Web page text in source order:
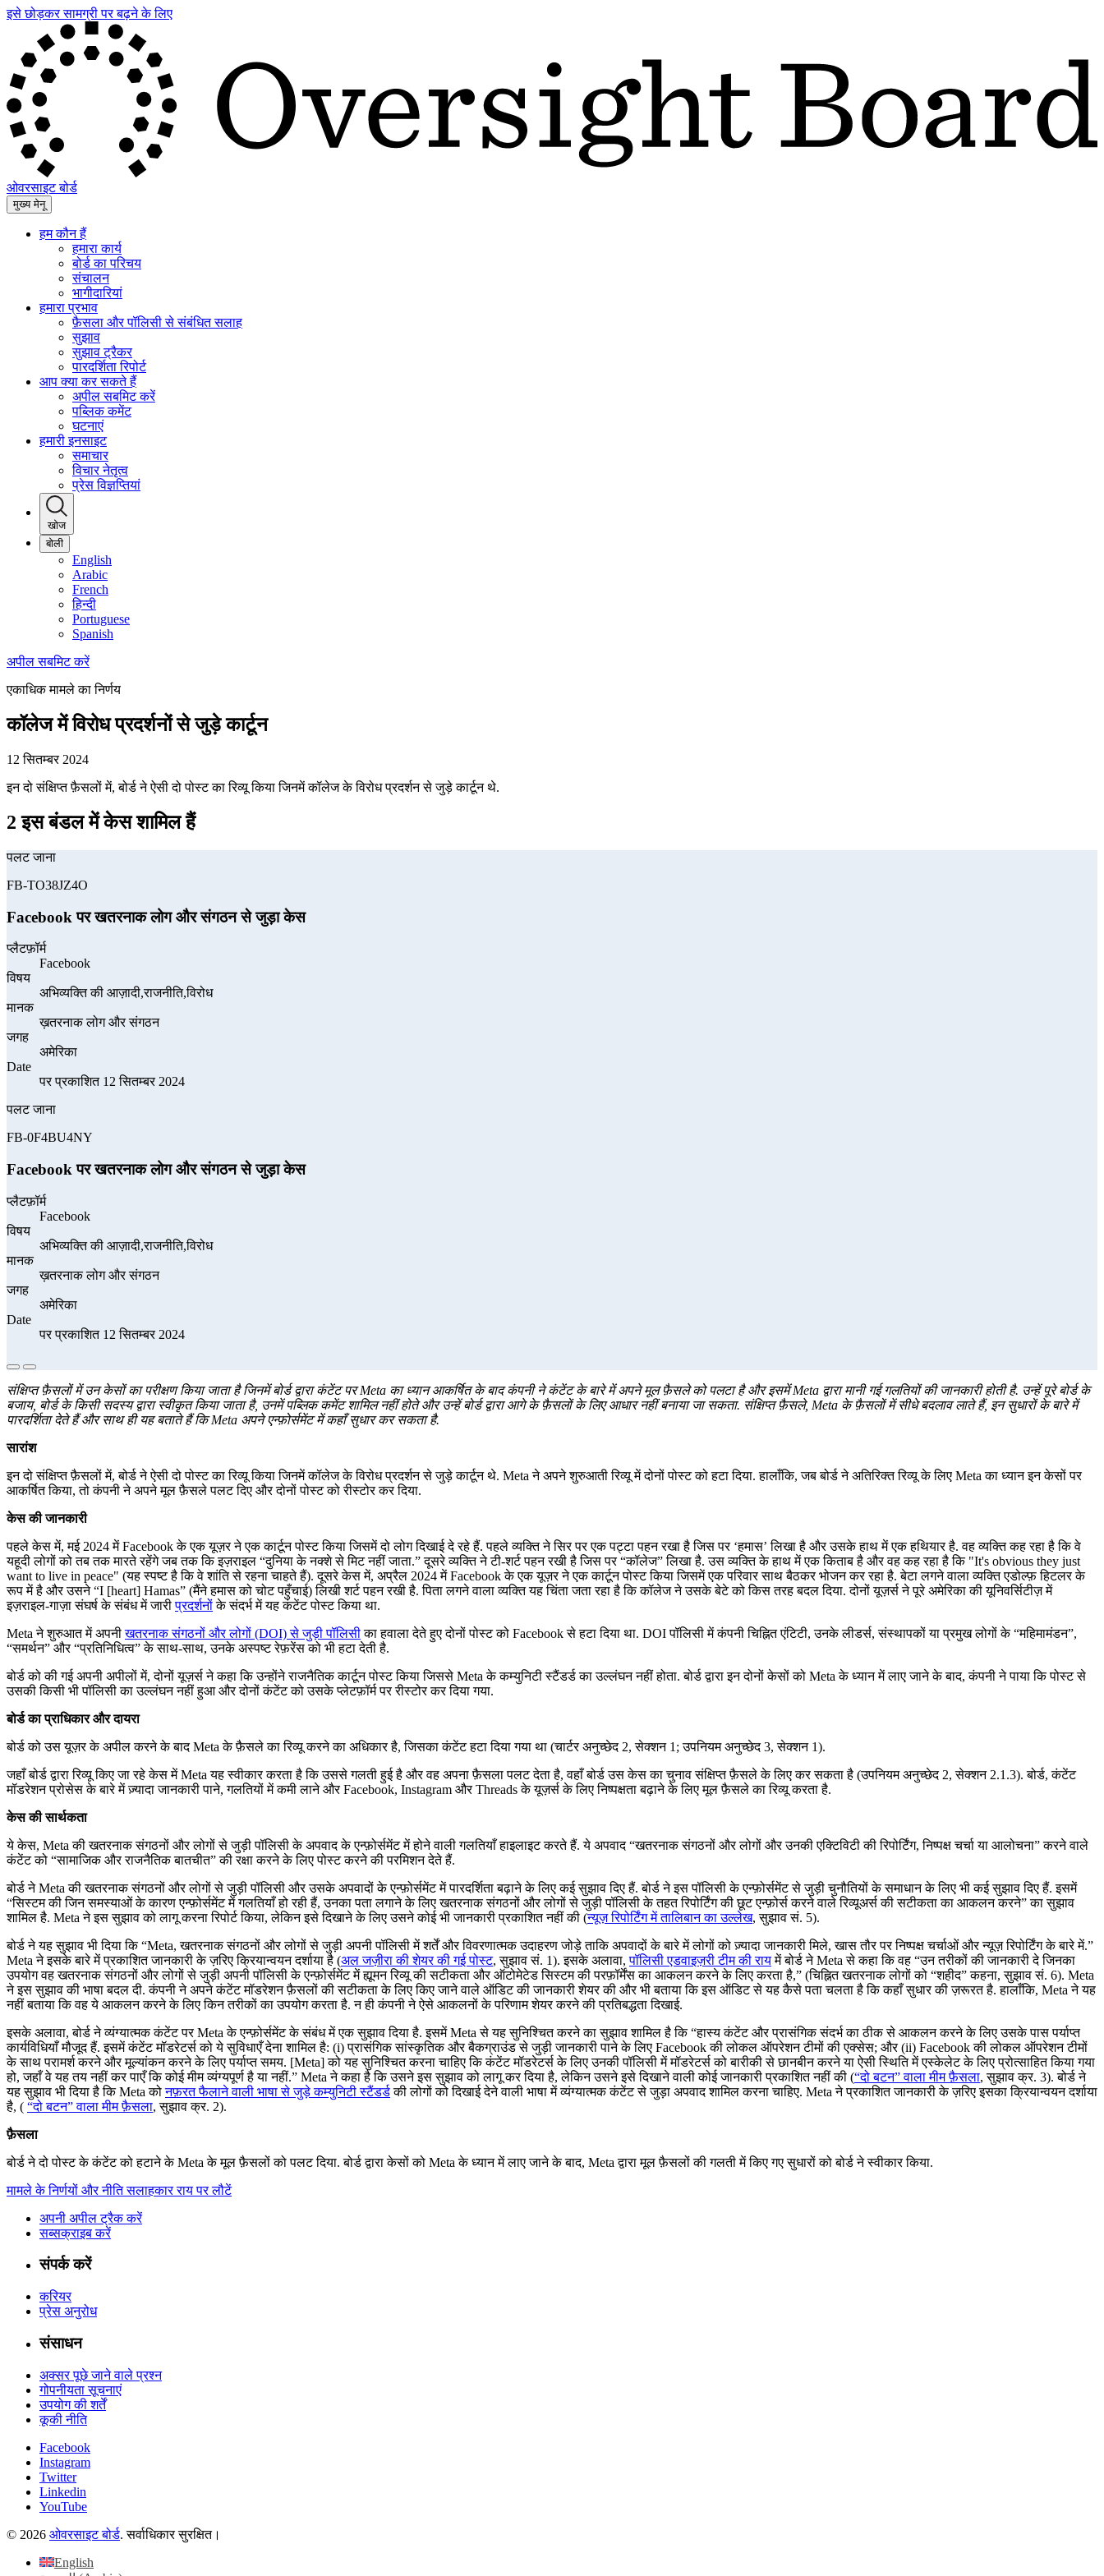
इसे छोड़कर सामग्री पर बढ़ने के लिए
ओवरसाइट बोर्ड
मुख्य मेनू
हम कौन हैं
हमारा कार्य
बोर्ड का परिचय
संचालन
भागीदारियां
हमारा प्रभाव
फ़ैसला और पॉलिसी से संबंधित सलाह
सुझाव
सुझाव ट्रैकर
पारदर्शिता रिपोर्ट
आप क्या कर सकते हैं
अपील सबमिट करें
पब्लिक कमेंट
घटनाएं
हमारी इनसाइट
समाचार
विचार नेतृत्व
प्रेस विज्ञप्तियां
खोज
बोली
English
Arabic
French
हिन्दी
Portuguese
Spanish
अपील सबमिट करें
एकाधिक मामले का निर्णय
कॉलेज में विरोध प्रदर्शनों से जुड़े कार्टून
12 सितम्बर 2024
इन दो संक्षिप्त फ़ैसलों में, बोर्ड ने ऐसी दो पोस्ट का रिव्यू किया जिनमें कॉलेज के विरोध प्रदर्शन से जुड़े कार्टून थे.
2 इस बंडल में केस शामिल हैं
पलट जाना
FB-TO38JZ4O
Facebook पर खतरनाक लोग और संगठन से जुड़ा केस
प्लैटफ़ॉर्म
Facebook
विषय
अभिव्यक्ति की आज़ादी,राजनीति,विरोध
मानक
ख़तरनाक लोग और संगठन
जगह
अमेरिका
Date
पर प्रकाशित 12 सितम्बर 2024
पलट जाना
FB-0F4BU4NY
Facebook पर खतरनाक लोग और संगठन से जुड़ा केस
प्लैटफ़ॉर्म
Facebook
विषय
अभिव्यक्ति की आज़ादी,राजनीति,विरोध
मानक
ख़तरनाक लोग और संगठन
जगह
अमेरिका
Date
पर प्रकाशित 12 सितम्बर 2024
संक्षिप्त फ़ैसलों में उन केसों का परीक्षण किया जाता है जिनमें बोर्ड द्वारा कंटेंट पर Meta का ध्यान आकर्षित के बाद कंपनी ने कंटेंट के बारे में अपने मूल फ़ैसले को पलटा है और इसमें Meta द्वारा मानी गई गलतियों की जानकारी होती है. उन्हें पूरे बोर्ड के
बजाय, बोर्ड के किसी सदस्य द्वारा स्वीकृत किया जाता है, उनमें पब्लिक कमेंट शामिल नहीं होते और उन्हें बोर्ड द्वारा आगे के फ़ैसलों के लिए आधार नहीं बनाया जा सकता. संक्षिप्त फ़ैसले, Meta के फ़ैसलों में सीधे बदलाव लाते हैं, इन सुधारों के बारे में
पारदर्शिता देते हैं और साथ ही यह बताते हैं कि Meta अपने एन्फ़ोर्समेंट में कहाँ सुधार कर सकता है.
सारांश
इन दो संक्षिप्त फ़ैसलों में, बोर्ड ने ऐसी दो पोस्ट का रिव्यू किया जिनमें कॉलेज के विरोध प्रदर्शन से जुड़े कार्टून थे. Meta ने अपने शुरुआती रिव्यू में दोनों पोस्ट को हटा दिया. हालाँकि, जब बोर्ड ने अतिरिक्त रिव्यू के लिए Meta का ध्यान इन केसों पर
आकर्षित किया, तो कंपनी ने अपने मूल फ़ैसले पलट दिए और दोनों पोस्ट को रीस्टोर कर दिया.
केस की जानकारी
पहले केस में, मई 2024 में Facebook के एक यूज़र ने एक कार्टून पोस्ट किया जिसमें दो लोग दिखाई दे रहे हैं. पहले व्यक्ति ने सिर पर एक पट्टा पहन रखा है जिस पर ‘हमास’ लिखा है और उसके हाथ में एक हथियार है. वह व्यक्ति कह रहा है कि वे
यहूदी लोगों को तब तक मारते रहेंगे जब तक कि इज़राइल “दुनिया के नक्शे से मिट नहीं जाता.” दूसरे व्यक्ति ने टी-शर्ट पहन रखी है जिस पर “कॉलेज” लिखा है. उस व्यक्ति के हाथ में एक किताब है और वह कह रहा है कि "It's obvious they just
want to live in peace" (यह स्पष्ट है कि वे शांति से रहना चाहते हैं). दूसरे केस में, अप्रैल 2024 में Facebook के एक यूज़र ने एक कार्टून पोस्ट किया जिसमें एक परिवार साथ बैठकर भोजन कर रहा है. बेटा लगने वाला व्यक्ति एडोल्फ़ हिटलर के
रूप में है और उसने “I [heart] Hamas” (मैंने हमास को चोट पहुँचाई) लिखी शर्ट पहन रखी है. पिता लगने वाला व्यक्ति यह चिंता जता रहा है कि कॉलेज ने उसके बेटे को किस तरह बदल दिया. दोनों यूज़र्स ने पूरे अमेरिका की यूनिवर्सिटीज़ में
इज़राइल-गाज़ा संघर्ष के संबंध में जारीप्रदर्शनोंके संदर्भ में यह कंटेंट पोस्ट किया था.
Meta ने शुरुआत में अपनीखतरनाक संगठनों और लोगों (DOI) से जुड़ी पॉलिसीका हवाला देते हुए दोनों पोस्ट को Facebook से हटा दिया था. DOI पॉलिसी में कंपनी चिह्नित एंटिटी, उनके लीडर्स, संस्थापकों या प्रमुख लोगों के “महिमामंडन”,
“समर्थन” और “प्रतिनिधित्व” के साथ-साथ, उनके अस्पष्ट रेफ़रेंस को भी हटा देती है.
बोर्ड को की गई अपनी अपीलों में, दोनों यूज़र्स ने कहा कि उन्होंने राजनैतिक कार्टून पोस्ट किया जिससे Meta के कम्युनिटी स्टैंडर्ड का उल्लंघन नहीं होता. बोर्ड द्वारा इन दोनों केसों को Meta के ध्यान में लाए जाने के बाद, कंपनी ने पाया कि पोस्ट से
उसकी किसी भी पॉलिसी का उल्लंघन नहीं हुआ और दोनों कंटेंट को उसके प्लेटफ़ॉर्म पर रीस्टोर कर दिया गया.
बोर्ड का प्राधिकार और दायरा
बोर्ड को उस यूज़र के अपील करने के बाद Meta के फ़ैसले का रिव्यू करने का अधिकार है, जिसका कंटेंट हटा दिया गया था (चार्टर अनुच्छेद 2, सेक्शन 1; उपनियम अनुच्छेद 3, सेक्शन 1).
जहाँ बोर्ड द्वारा रिव्यू किए जा रहे केस में Meta यह स्वीकार करता है कि उससे गलती हुई है और वह अपना फ़ैसला पलट देता है, वहाँ बोर्ड उस केस का चुनाव संक्षिप्त फ़ैसले के लिए कर सकता है (उपनियम अनुच्छेद 2, सेक्शन 2.1.3). बोर्ड, कंटेंट
मॉडरेशन प्रोसेस के बारे में ज़्यादा जानकारी पाने, गलतियों में कमी लाने और Facebook, Instagram और Threads के यूज़र्स के लिए निष्पक्षता बढ़ाने के लिए मूल फ़ैसले का रिव्यू करता है.
केस की सार्थकता
ये केस, Meta की खतरनाक संगठनों और लोगों से जुड़ी पॉलिसी के अपवाद के एन्फ़ोर्समेंट में होने वाली गलतियाँ हाइलाइट करते हैं. ये अपवाद “खतरनाक संगठनों और लोगों और उनकी एक्टिविटी की रिपोर्टिंग, निष्पक्ष चर्चा या आलोचना” करने वाले
कंटेंट को “सामाजिक और राजनैतिक बातचीत” की रक्षा करने के लिए पोस्ट करने की परमिशन देते हैं.
बोर्ड ने Meta की खतरनाक संगठनों और लोगों से जुड़ी पॉलिसी और उसके अपवादों के एन्फ़ोर्समेंट में पारदर्शिता बढ़ाने के लिए कई सुझाव दिए हैं. बोर्ड ने इस पॉलिसी के एन्फ़ोर्समेंट से जुड़ी चुनौतियों के समाधान के लिए भी कई सुझाव दिए हैं. इसमें
“सिस्टम की जिन समस्याओं के कारण एन्फ़ोर्समेंट में गलतियाँ हो रही हैं, उनका पता लगाने के लिए खतरनाक संगठनों और लोगों से जुड़ी पॉलिसी के तहत रिपोर्टिंग की छूट एन्फ़ोर्स करने वाले रिव्यूअर्स की सटीकता का आकलन करने” का सुझाव
शामिल है. Meta ने इस सुझाव को लागू करना रिपोर्ट किया, लेकिन इसे दिखाने के लिए उसने कोई भी जानकारी प्रकाशित नहीं की (न्यूज़ रिपोर्टिंग में तालिबान का उल्लेख, सुझाव सं. 5).
बोर्ड ने यह सुझाव भी दिया कि “Meta, खतरनाक संगठनों और लोगों से जुड़ी अपनी पॉलिसी में शर्तें और विवरणात्मक उदाहरण जोड़े ताकि अपवादों के बारे में लोगों को ज़्यादा जानकारी मिले, खास तौर पर निष्पक्ष चर्चाओं और न्यूज़ रिपोर्टिंग के बारे में.”
Meta ने इसके बारे में प्रकाशित जानकारी के ज़रिए क्रियान्वयन दर्शाया है (अल जज़ीरा की शेयर की गई पोस्ट, सुझाव सं. 1). इसके अलावा,पॉलिसी एडवाइज़री टीम की रायमें बोर्ड ने Meta से कहा कि वह “उन तरीकों की जानकारी दे जिनका
उपयोग वह खतरनाक संगठनों और लोगों से जुड़ी अपनी पॉलिसी के एन्फ़ोर्समेंट में ह्यूमन रिव्यू की सटीकता और ऑटोमेटेड सिस्टम की परफ़ॉर्मेंस का आकलन करने के लिए करता है,” (चिह्नित खतरनाक लोगों को “शहीद” कहना, सुझाव सं. 6). Meta
ने इस सुझाव की भाषा बदल दी. कंपनी ने अपने कंटेंट मॉडरेशन फ़ैसलों की सटीकता के लिए किए जाने वाले ऑडिट की जानकारी शेयर की और भी बताया कि इस ऑडिट से यह कैसे पता चलता है कि कहाँ सुधार की ज़रूरत है. हालाँकि, Meta ने यह
नहीं बताया कि वह ये आकलन करने के लिए किन तरीकों का उपयोग करता है. न ही कंपनी ने ऐसे आकलनों के परिणाम शेयर करने की प्रतिबद्धता दिखाई.
इसके अलावा, बोर्ड ने व्यंग्यात्मक कंटेंट पर Meta के एन्फ़ोर्समेंट के संबंध में एक सुझाव दिया है. इसमें Meta से यह सुनिश्चित करने का सुझाव शामिल है कि “हास्य कंटेंट और प्रासंगिक संदर्भ का ठीक से आकलन करने के लिए उसके पास पर्याप्त
कार्यविधियाँ मौजूद हैं. इसमें कंटेंट मॉडरेटर्स को ये सुविधाएँ देना शामिल है: (i) प्रासंगिक सांस्कृतिक और बैकग्राउंड से जुड़ी जानकारी पाने के लिए Facebook की लोकल ऑपरेशन टीमों की एक्सेस; और (ii) Facebook की लोकल ऑपरेशन टीमों
के साथ परामर्श करने और मूल्यांकन करने के लिए पर्याप्त समय. [Meta] को यह सुनिश्चित करना चाहिए कि कंटेंट मॉडरेटर्स के लिए उनकी पॉलिसी में मॉडरेटर्स को बारीकी से छानबीन करने या ऐसी स्थिति में एस्केलेट के लिए प्रोत्साहित किया गया
हो, जहाँ वे यह तय नहीं कर पाएँ कि कोई मीम व्यंग्यपूर्ण है या नहीं.” Meta ने कहा है कि उसने इस सुझाव को लागू कर दिया है, लेकिन उसने इसे दिखाने वाली कोई जानकारी प्रकाशित नहीं की (“दो बटन” वाला मीम फ़ैसला, सुझाव क्र. 3). बोर्ड ने
यह सुझाव भी दिया है कि Meta कोनफ़रत फैलाने वाली भाषा से जुड़े कम्युनिटी स्टैंडर्डकी लोगों को दिखाई देने वाली भाषा में व्यंग्यात्मक कंटेंट से जुड़ा अपवाद शामिल करना चाहिए. Meta ने प्रकाशित जानकारी के ज़रिए इसका क्रियान्वयन दर्शाया
है, ( “दो बटन” वाला मीम फ़ैसला, सुझाव क्र. 2).
फ़ैसला
बोर्ड ने दो पोस्ट के कंटेंट को हटाने के Meta के मूल फ़ैसलों को पलट दिया. बोर्ड द्वारा केसों को Meta के ध्यान में लाए जाने के बाद, Meta द्वारा मूल फ़ैसलों की गलती में किए गए सुधारों को बोर्ड ने स्वीकार किया.
मामले के निर्णयों और नीति सलाहकार राय पर लौटें
अपनी अपील ट्रैक करें
सब्सक्राइब करें
संपर्क करें
करियर
प्रेस अनुरोध
संसाधन
अक्सर पूछे जाने वाले प्रश्न
गोपनीयता सूचनाएं
उपयोग की शर्तें
कूकी नीति
Facebook
Instagram
Twitter
Linkedin
YouTube
© 2026 ओवरसाइट बोर्ड. सर्वाधिकार सुरक्षित।
English